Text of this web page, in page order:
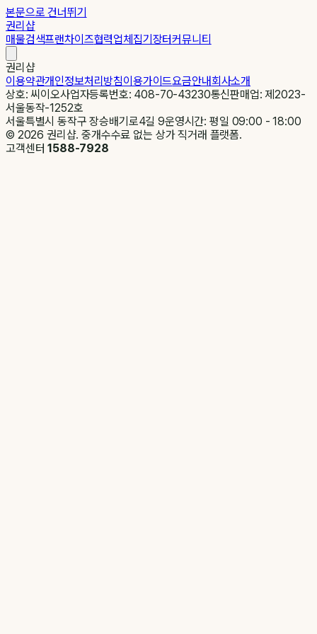
본문으로 건너뛰기
권리샵
매물검색프랜차이즈협력업체집기장터커뮤니티
권리샵
이용약관개인정보처리방침이용가이드요금안내회사소개
상호: 씨이오사업자등록번호: 408-70-43230통신판매업: 제2023-
서울동작-1252호
서울특별시 동작구 장승배기로4길 9운영시간: 평일 09:00 - 18:00
© 2026 권리샵. 중개수수료 없는 상가 직거래 플랫폼.
고객센터1588-7928